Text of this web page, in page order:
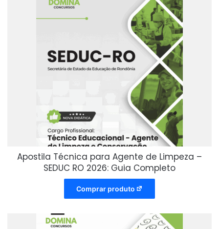
Apostila Técnica para Agente de Limpeza –
SEDUC RO 2026: Guia Completo
Comprar produto